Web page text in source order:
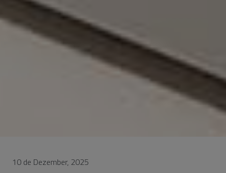
10 de Dezember, 2025